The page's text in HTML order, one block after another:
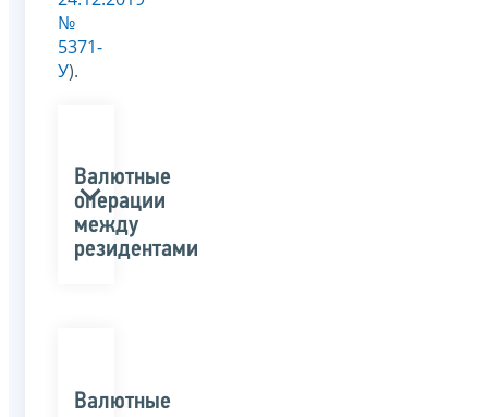
№
5371-
У).
Валютные
операции
между
резидентами
Валютные